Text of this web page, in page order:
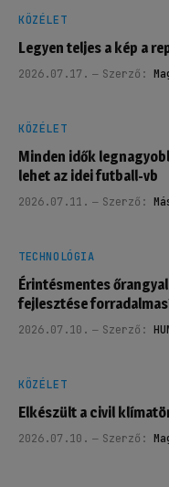
KÖZÉLET
Legyen teljes a kép a
2026.07.17. Szerző:
KÖZÉLET
Minden idők
lehet az idei futball-vb
2026.07.11. Szerző:
TECHNOLÓGIA
Érintésmentes
fejlesztése
2026.07.10. Szerző:
KÖZÉLET
Elkészült a civil
2026.07.10. Szerző: